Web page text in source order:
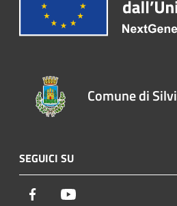
Comune di Silvi
SEGUICI SU
Facebook